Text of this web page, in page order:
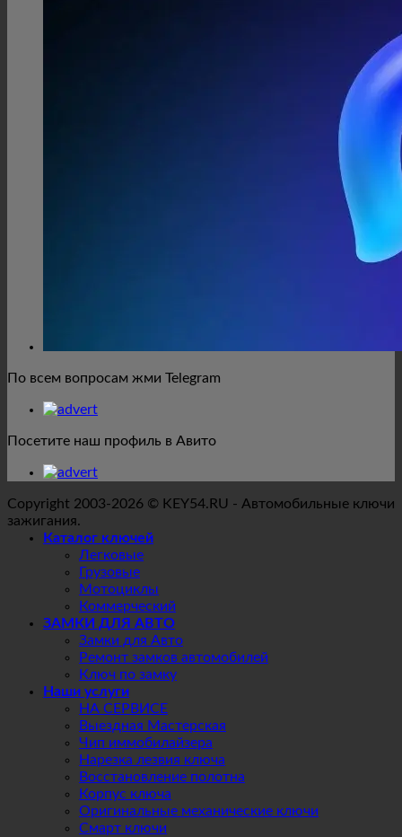
По всем вопросам жми Telegram
Посетите наш профиль в Авито
Copyright 2003-2026 © KEY54.RU - Автомобильные ключи
зажигания.
Каталог ключей
Легковые
Грузовые
Мотоциклы
Коммерческий
ЗАМКИ ДЛЯ АВТО
Замки для Авто
Ремонт замков автомобилей
Ключ по замку
Наши услуги
НА СЕРВИСЕ
Выездная Мастерская
Чип иммобилайзера
Нарезка лезвия ключа
Восстановление полотна
Корпус ключа
Оригинальные механические ключи
Смарт ключи